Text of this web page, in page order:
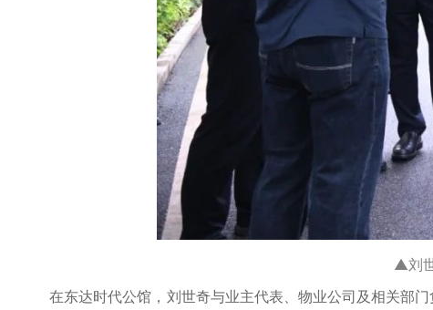
▲刘
在东达时代公馆，刘世奇与业主代表、物业公司及相关部门